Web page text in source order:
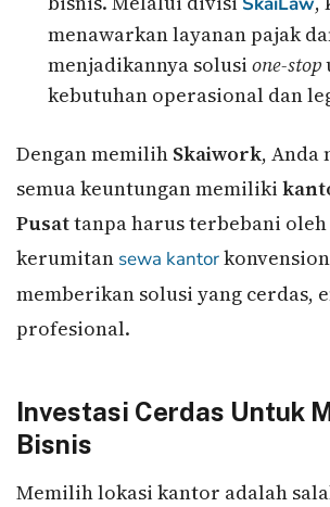
menawarkan layanan pajak
menjadikannya solusi one-stop
kebutuhan operasional dan
Dengan memilih Skaiwork, Anda
semua keuntungan memiliki
Pusattanpa harus terbebani
kerumitan sewa kantor
memberikan solusi yang cerdas,
profesional.
Investasi Cerdas Untuk
Bisnis
Memilih lokasi kantor adalah